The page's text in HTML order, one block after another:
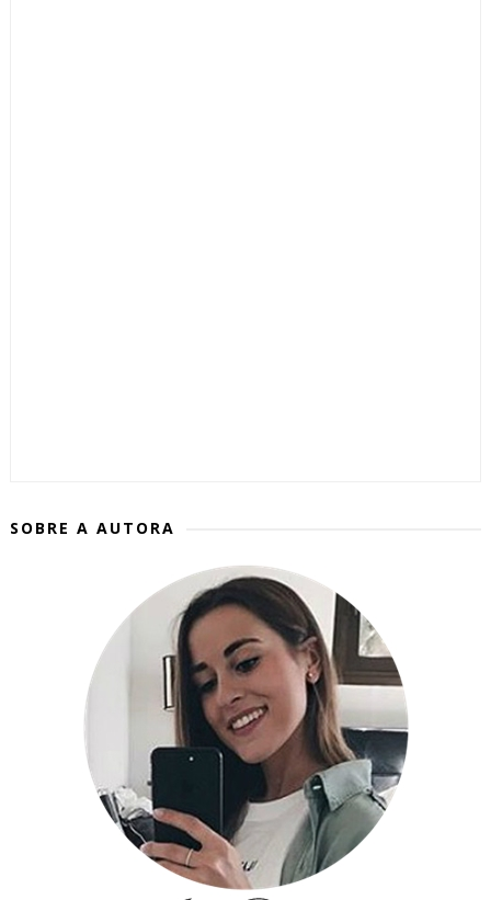
SOBRE A AUTORA